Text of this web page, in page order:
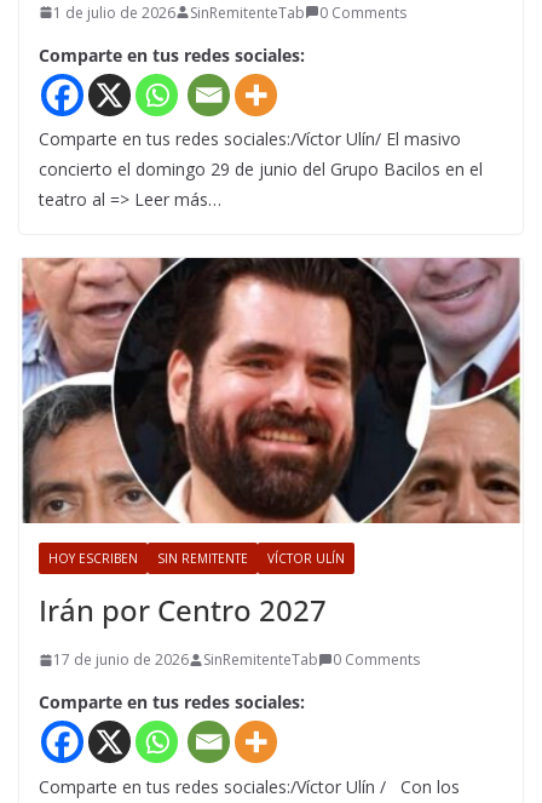
1 de julio de 2026 SinRemitenteTab 0 Comments
Comparte en tus redes sociales:
Comparte en tus redes sociales:/Víctor Ulín/ El masivo
concierto el domingo 29 de junio del Grupo Bacilos en el
teatro al => Leer más…
HOY ESCRIBEN SIN REMITENTE VÍCTOR ULÍN
Irán por Centro 2027
17 de junio de 2026 SinRemitenteTab 0 Comments
Comparte en tus redes sociales:
Comparte en tus redes sociales:/Víctor Ulín / Con los